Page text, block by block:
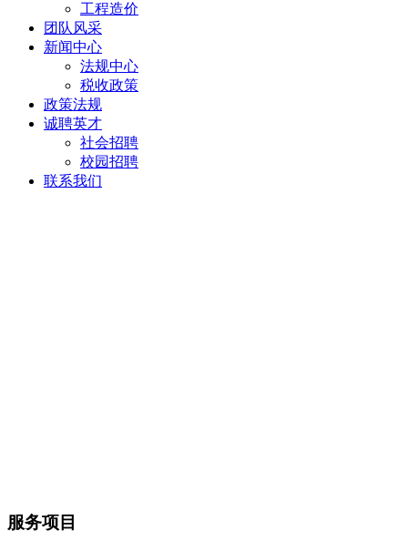
工程造价
团队风采
新闻中心
法规中心
税收政策
政策法规
诚聘英才
社会招聘
校园招聘
联系我们
服务项目